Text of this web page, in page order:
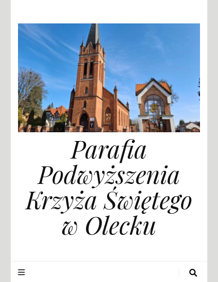
Parafia
Podwyższenia
Krzyża Świętego
w Olecku